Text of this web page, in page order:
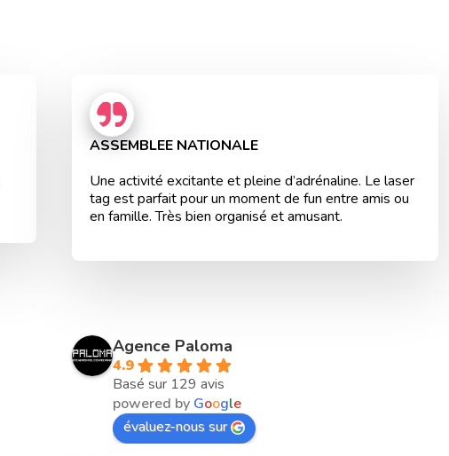
ASSEMBLEE NATIONALE
Une activité excitante et pleine d’adrénaline. Le laser
tag est parfait pour un moment de fun entre amis ou
en famille. Très bien organisé et amusant.
Agence Paloma
4.9
Basé sur 129 avis
powered by Google
évaluez-nous sur